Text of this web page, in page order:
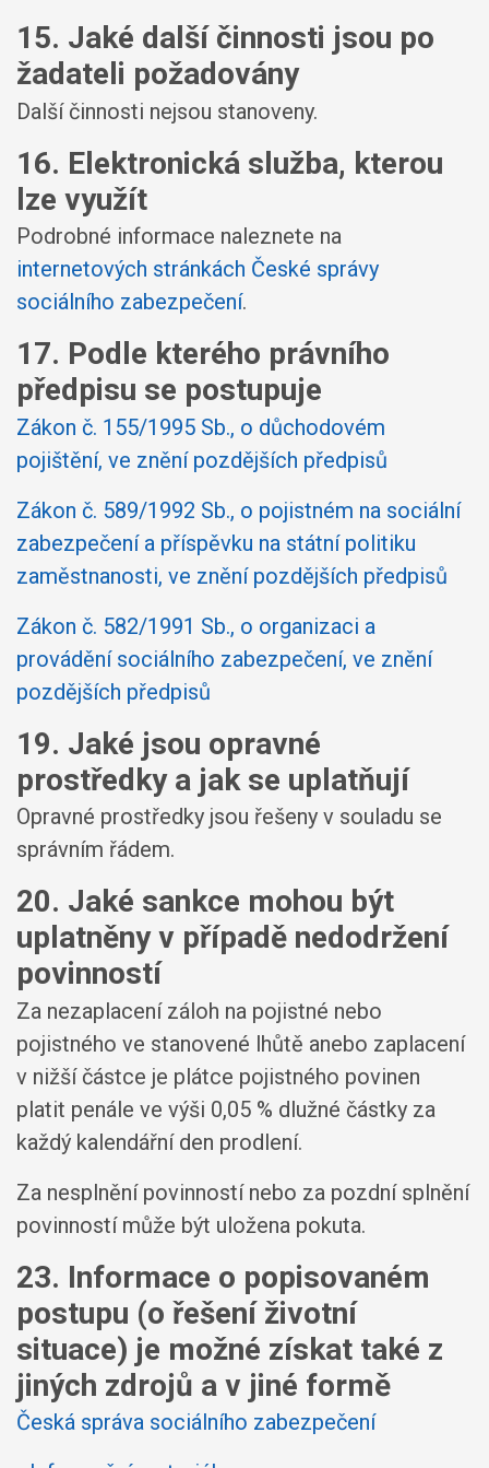
15. Jaké další činnosti jsou po
žadateli požadovány
Další činnosti nejsou stanoveny.
16. Elektronická služba, kterou
lze využít
Podrobné informace naleznete na
internetových stránkách České správy
sociálního zabezpečení.
17. Podle kterého právního
předpisu se postupuje
Zákon č. 155/1995 Sb., o důchodovém
pojištění, ve znění pozdějších předpisů
Zákon č. 589/1992 Sb., o pojistném na sociální
zabezpečení a příspěvku na státní politiku
zaměstnanosti, ve znění pozdějších předpisů
Zákon č. 582/1991 Sb., o organizaci a
provádění sociálního zabezpečení, ve znění
pozdějších předpisů
19. Jaké jsou opravné
prostředky a jak se uplatňují
Opravné prostředky jsou řešeny v souladu se
správním řádem.
20. Jaké sankce mohou být
uplatněny v případě nedodržení
povinností
Za nezaplacení záloh na pojistné nebo
pojistného ve stanovené lhůtě anebo zaplacení
v nižší částce je plátce pojistného povinen
platit penále ve výši 0,05 % dlužné částky za
každý kalendářní den prodlení.
Za nesplnění povinností nebo za pozdní splnění
povinností může být uložena pokuta.
23. Informace o popisovaném
postupu (o řešení životní
situace) je možné získat také z
jiných zdrojů a v jiné formě
Česká správa sociálního zabezpečení